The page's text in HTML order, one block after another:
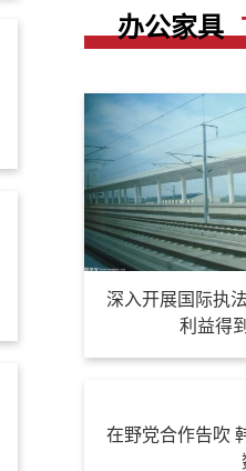
办公家具
深入开展国际执
利益得
在野党合作告吹